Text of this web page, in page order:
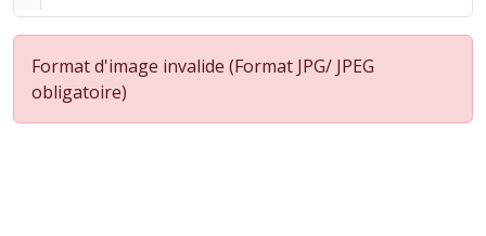
Format d'image invalide (Format JPG/ JPEG
obligatoire)